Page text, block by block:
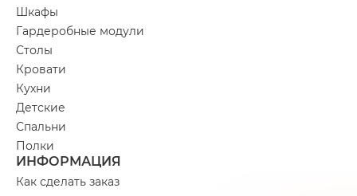
Шкафы
Гардеробные модули
Столы
Кровати
Кухни
Детские
Спальни
Полки
ИНФОРМАЦИЯ
Как сделать заказ